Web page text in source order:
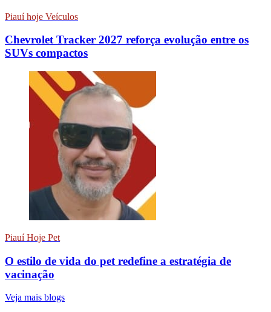
Piauí hoje Veículos
Chevrolet Tracker 2027 reforça evolução entre os
SUVs compactos
Piauí Hoje Pet
O estilo de vida do pet redefine a estratégia de
vacinação
Veja mais blogs